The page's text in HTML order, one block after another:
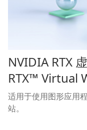
NVIDIA RTX
RTX™ Virtual
适用于使用图形应用
站。